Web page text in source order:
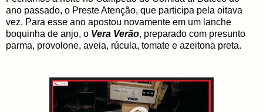
ano passado, o Preste Atenção, que participa pela oitava
vez. Para esse ano apostou novamente em um lanche
boquinha de anjo, o Vera Verão, preparado com presunto
parma, provolone, aveia, rúcula, tomate e azeitona preta.